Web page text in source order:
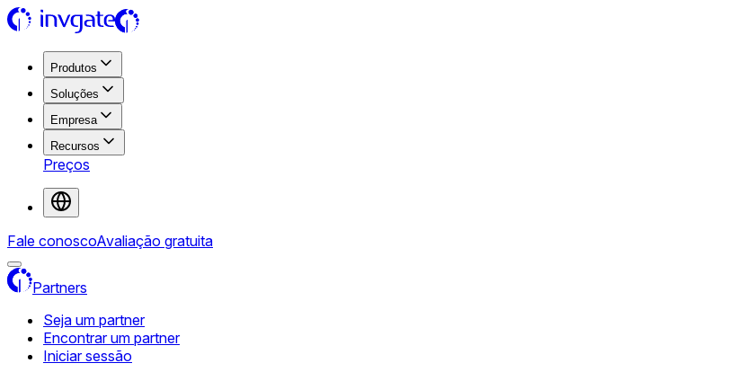
Produtos
Soluções
Empresa
Recursos
Preços
Fale conoscoAvaliação gratuita
Partners
Seja um partner
Encontrar um partner
Iniciar sessão